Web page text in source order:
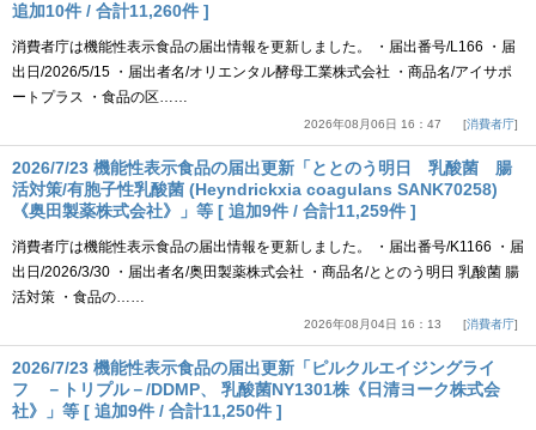
追加10件 / 合計11,260件 ]
消費者庁は機能性表示食品の届出情報を更新しました。 ・届出番号/L166 ・届
出日/2026/5/15 ・届出者名/オリエンタル酵母工業株式会社 ・商品名/アイサポ
ートプラス ・食品の区……
2026年08月06日 16：47 消費者庁
2026/7/23 機能性表示食品の届出更新「ととのう明日 乳酸菌 腸
活対策/有胞子性乳酸菌 (Heyndrickxia coagulans SANK70258)
《奥田製薬株式会社》」等 [ 追加9件 / 合計11,259件 ]
消費者庁は機能性表示食品の届出情報を更新しました。 ・届出番号/K1166 ・届
出日/2026/3/30 ・届出者名/奥田製薬株式会社 ・商品名/ととのう明日 乳酸菌 腸
活対策 ・食品の……
2026年08月04日 16：13 消費者庁
2026/7/23 機能性表示食品の届出更新「ピルクルエイジングライ
フ －トリプル－/DDMP、 乳酸菌NY1301株《日清ヨーク株式会
社》」等 [ 追加9件 / 合計11,250件 ]